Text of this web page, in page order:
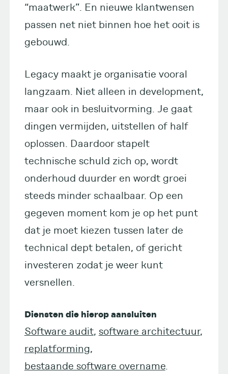
“maatwerk”. En nieuwe klantwensen
passen net niet binnen hoe het ooit is
gebouwd.
Legacy maakt je organisatie vooral
langzaam. Niet alleen in development,
maar ook in besluitvorming. Je gaat
dingen vermijden, uitstellen of half
oplossen. Daardoor stapelt
technische schuld zich op, wordt
onderhoud duurder en wordt groei
steeds minder schaalbaar. Op een
gegeven moment kom je op het punt
dat je moet kiezen tussen later de
technical dept betalen, of gericht
investeren zodat je weer kunt
versnellen.
Diensten die hierop aansluiten
Software audit, software architectuur,
replatforming,
bestaande software overname.